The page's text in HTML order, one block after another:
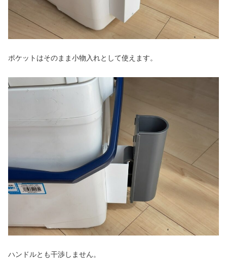
ポケットはそのまま小物入れとして使えます。
ハンドルとも干渉しません。